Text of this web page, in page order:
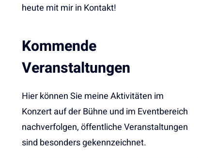
heute mit mir in Kontakt!
Kommende
Veranstaltungen
Hier können Sie meine Aktivitäten im
Konzert auf der Bühne und im Eventbereich
nachverfolgen, öffentliche Veranstaltungen
sind besonders gekennzeichnet.